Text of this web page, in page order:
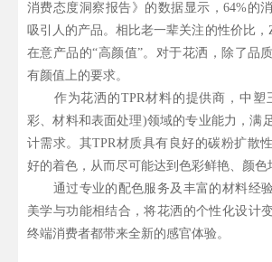
消费态度洞察报告》的数据显示，64%的
吸引人的产品。相比老一辈关注的性价比
在意产品的“高颜值”。对于花洒，除了品
有颜值上的要求。
作为花洒的TPR材料的提供商，中塑
彩、材料和表面处理)领域的专业能力，满
计需求。其TPR材质具有良好的碳粉扩散
好的着色，从而尽可能达到色彩鲜艳、颜色
通过专业的配色服务及丰富的材料经
美学与功能相结合，将花洒的个性化设计
终端消费者都带来全新的感官体验。